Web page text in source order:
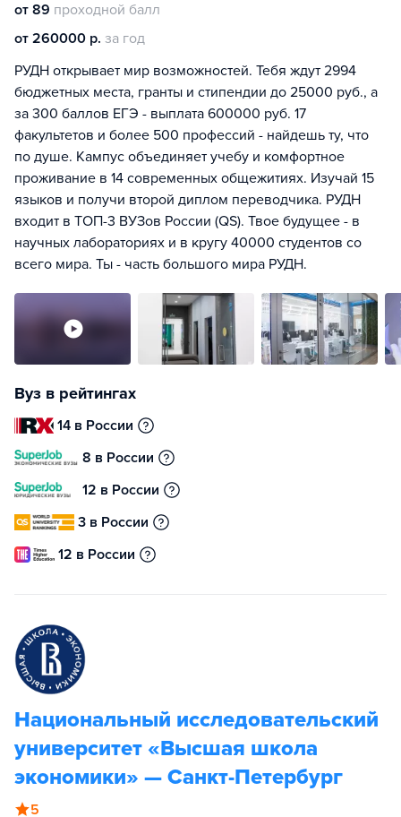
от 89 проходной балл
от 260000 р. за год
РУДН открывает мир возможностей. Тебя ждут 2994
бюджетных места, гранты и стипендии до 25000 руб., а
за 300 баллов ЕГЭ - выплата 600000 руб. 17
факультетов и более 500 профессий - найдешь ту, что
по душе. Кампус объединяет учебу и комфортное
проживание в 14 современных общежитиях. Изучай 15
языков и получи второй диплом переводчика. РУДН
входит в ТОП-3 ВУЗов России (QS). Твое будущее - в
научных лабораториях и в кругу 40000 студентов со
всего мира. Ты - часть большого мира РУДН.
Вуз в рейтингах
14 в России
8 в России
12 в России
3 в России
12 в России
Национальный исследовательский
университет «Высшая школа
экономики» — Санкт-Петербург
5